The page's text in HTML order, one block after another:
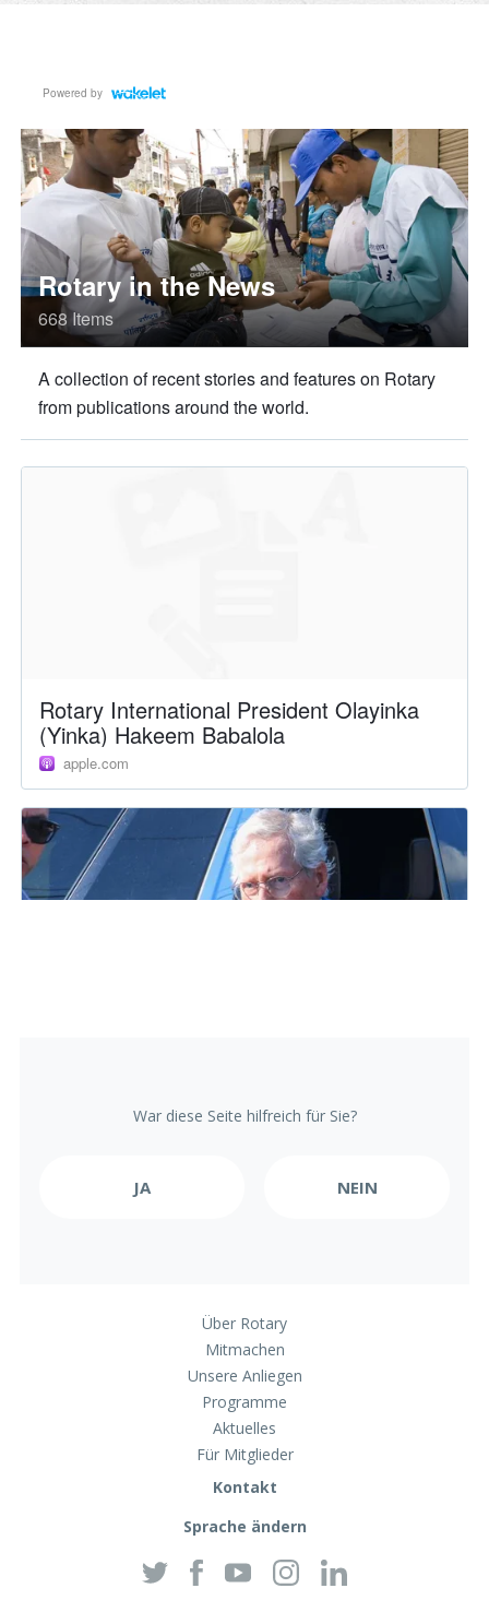
War diese Seite hilfreich für Sie?
Über Rotary
Mitmachen
Unsere Anliegen
Programme
Aktuelles
Für Mitglieder
Kontakt
Sprache ändern
TwitterFacebookYouTubeInstagram